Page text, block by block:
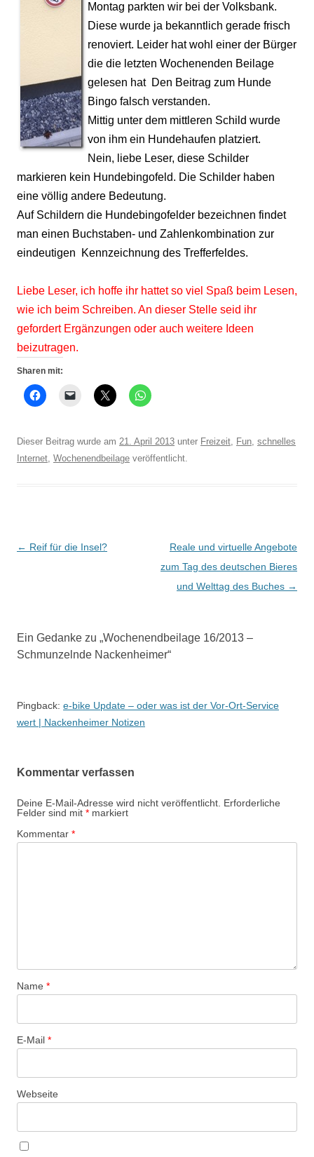
Montag parkten wir bei der Volksbank.
Diese wurde ja bekanntlich gerade frisch
renoviert. Leider hat wohl einer der Bürger
die die letzten Wochenenden Beilage
gelesen hat Den Beitrag zum Hunde
Bingo falsch verstanden.
Mittig unter dem mittleren Schild wurde
von ihm ein Hundehaufen platziert.
Nein, liebe Leser, diese Schilder
markieren kein Hundebingofeld. Die Schilder haben
eine völlig andere Bedeutung.
Auf Schildern die Hundebingofelder bezeichnen findet
man einen Buchstaben- und Zahlenkombination zur
eindeutigen
Kennzeichnung des Trefferfeldes.
Liebe Leser, ich hoffe ihr hattet so viel Spaß beim Lesen,
wie ich beim Schreiben. An dieser Stelle seid ihr
gefordert Ergänzungen oder auch weitere Ideen
beizutragen.
Sharen mit:
Dieser Beitrag wurde am 21. April 2013 unter Freizeit, Fun, schnelles
Internet, Wochenendbeilage veröffentlicht.
Beitrags-
← Reif für die Insel?
Reale und virtuelle Angebote
zum Tag des deutschen Bieres
und Welttag des Buches →
Ein Gedanke zu „Wochenendbeilage 16/2013 –
Schmunzelnde Nackenheimer“
Pingback: e-bike Update – oder was ist der Vor-Ort-Service
wert | Nackenheimer Notizen
Kommentar verfassen
Deine E-Mail-Adresse wird nicht veröffentlicht. Erforderliche
Felder sind mit * markiert
Kommentar *
Name *
E-Mail *
Webseite